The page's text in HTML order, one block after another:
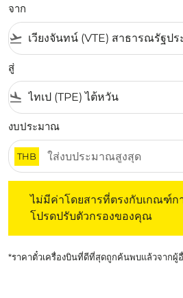
จาก
flight_takeoff
สู่
flight_land
งบประมาณ
THB
ไม่มีค่าโดยสารที่ตรงกับเกณฑ์
โปรดปรับตัวกรองของคุณ
*ราคาตั๋วเครื่องบินที่ดีที่สุดถูกค้นพบแล้วจากผู้